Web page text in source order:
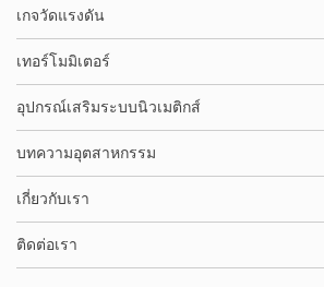
เกจวัดแรงดัน
เทอร์โมมิเตอร์
อุปกรณ์เสริมระบบนิวเมติกส์
บทความอุตสาหกรรม
เกี่ยวกับเรา
ติดต่อเรา